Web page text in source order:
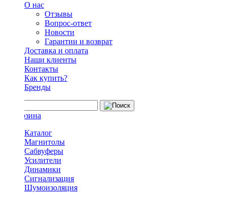
О нас
Отзывы
Вопрос-ответ
Новости
Гарантии и возврат
Доставка и оплата
Наши клиенты
Контакты
Как купить?
Бренды
Каталог
Магнитолы
Сабвуферы
Усилители
Динамики
Сигнализация
Шумоизоляция